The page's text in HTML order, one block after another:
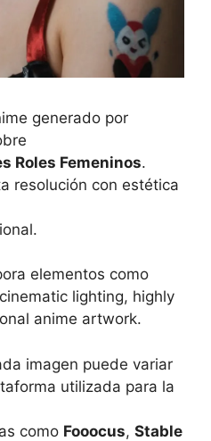
generado por
Roles Femeninos.
resolución con estética
elementos como
lighting, highly
anime artwork.
imagen puede variar
utilizada para la
como Fooocus, Stable